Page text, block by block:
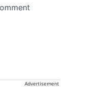
Advertisement